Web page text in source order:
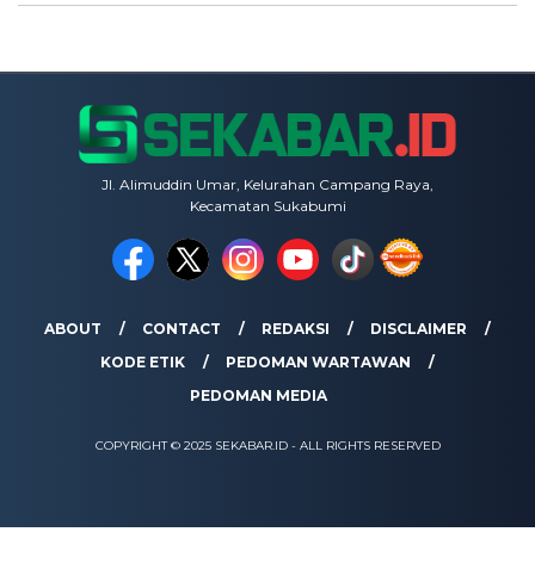
Jl. Alimuddin Umar, Kelurahan Campang Raya,
Kecamatan Sukabumi
ABOUT CONTACT REDAKSI
DISCLAIMER
KODE ETIK
PEDOMAN WARTAWAN
PEDOMAN MEDIA
COPYRIGHT © 2025 SEKABAR.ID - ALL RIGHTS RESERVED